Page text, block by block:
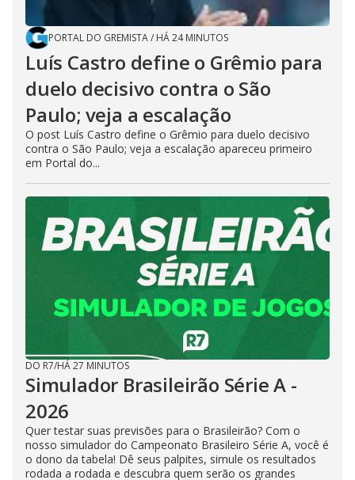
PORTAL DO GREMISTA/ HÁ 24 MINUTOS
Luís Castro define o Grêmio para
duelo decisivo contra o São
Paulo; veja a escalação
O post Luís Castro define o Grêmio para duelo decisivo
contra o São Paulo; veja a escalação apareceu primeiro
em Portal do...
DO R7/HÁ 27 MINUTOS
Simulador Brasileirão Série A -
2026
Quer testar suas previsões para o Brasileirão? Com o
nosso simulador do Campeonato Brasileiro Série A, você é
o dono da tabela! Dê seus palpites, simule os resultados
rodada a rodada e descubra quem serão os grandes